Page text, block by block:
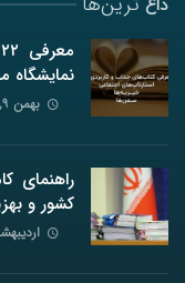
نمایشگاه
بهمن ۹, ۱۴۰۰
راهنمای
کشور و
اردیبهشت